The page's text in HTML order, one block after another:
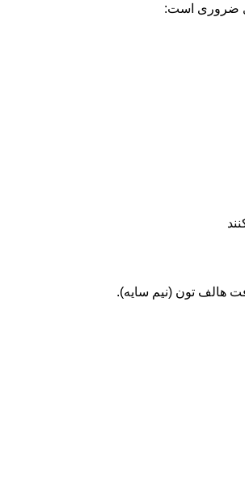
ضروری است:
هالف ‌تون (نیم سایه).